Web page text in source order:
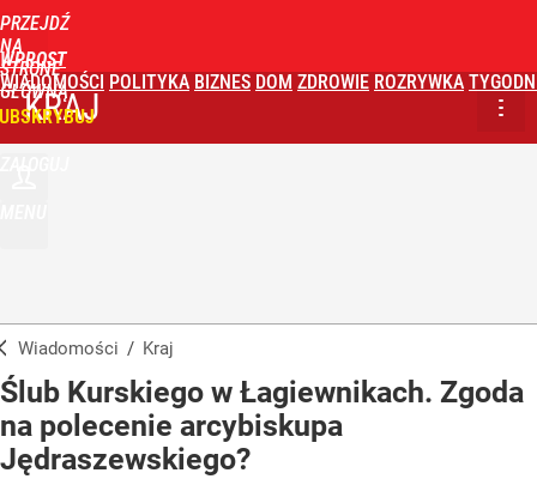
PRZEJDŹ
NA
STRONĘ
GŁÓWNĄ
WPROST
WIADOMOŚCI POLITYKA BIZNES DOM ZDROWIE ROZRYWKA
KRAJ
Wiadomości / Kraj
Ślub Kurskiego w Łagiewnikach. Zgoda
na polecenie arcybiskupa
Jędraszewskiego?